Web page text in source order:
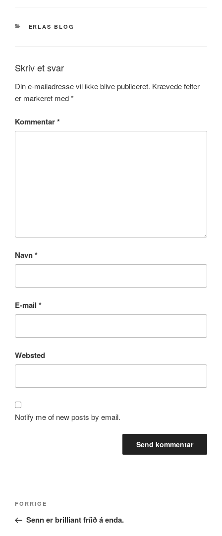
KATEGORIER
ERLAS BLOG
Skriv et svar
Din e-mailadresse vil ikke blive publiceret. Krævede felter
er markeret med*
Kommentar*
Navn*
E-mail *
Websted
Notify me of new posts by email.
Indlægsnavigation
Forrige
indlæg
FORRIGE
Senn er brilliant fríið á enda.